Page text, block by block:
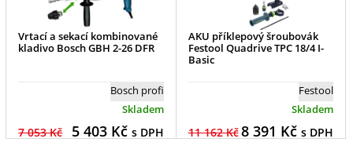
Vrtací a sekací kombinované
kladivo Bosch GBH 2-26 DFR
Bosch profi
Skladem
7 053 Kč 5 403Kč s DPH
AKU příklepový šroubovák
Festool Quadrive TPC 18/4 I-
Basic
Festool
Skladem
11 162 Kč8 391 Kč s DPH